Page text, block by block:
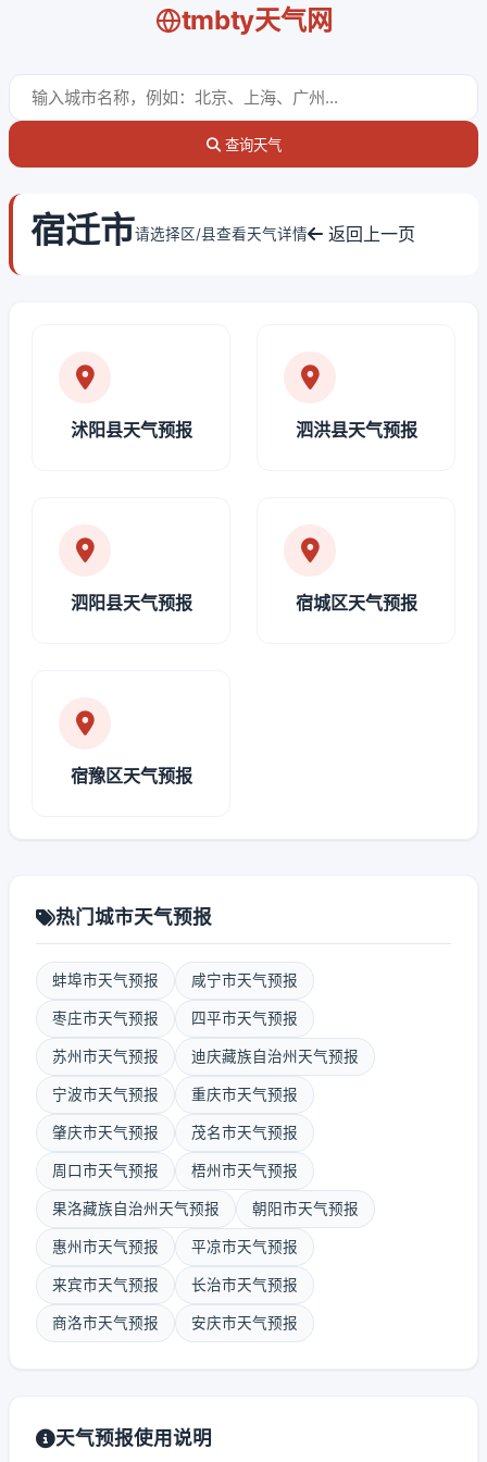
tmbty天气网
查询天气
宿迁市请选择区/县查看天气详情 返回上一页
沭阳县天气预报 泗洪县天气预报
泗阳县天气预报 宿城区天气预报
宿豫区天气预报
热门城市天气预报
蚌埠市天气预报 咸宁市天气预报
枣庄市天气预报 四平市天气预报
苏州市天气预报 迪庆藏族自治州天气预报
宁波市天气预报 重庆市天气预报
肇庆市天气预报 茂名市天气预报
周口市天气预报 梧州市天气预报
果洛藏族自治州天气预报 朝阳市天气预报
惠州市天气预报 平凉市天气预报
来宾市天气预报 长治市天气预报
商洛市天气预报 安庆市天气预报
天气预报使用说明